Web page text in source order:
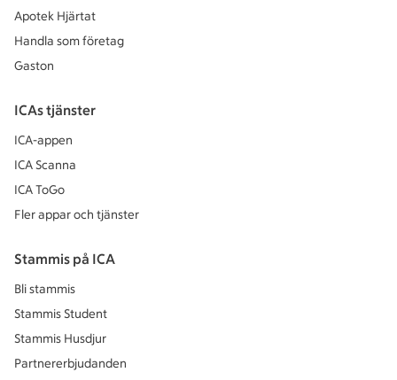
Apotek Hjärtat
Handla som företag
Gaston
ICAs tjänster
ICA-appen
ICA Scanna
ICA ToGo
Fler appar och tjänster
Stammis på ICA
Bli stammis
Stammis Student
Stammis Husdjur
Partnererbjudanden